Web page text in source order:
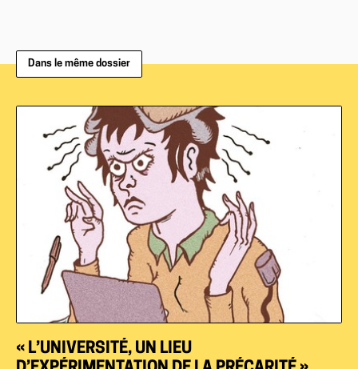
Dans le même dossier
« L’UNIVERSITÉ, UN LIEU